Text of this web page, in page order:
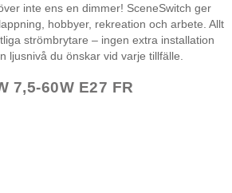
inte ens en dimmer! SceneSwitch ger
hobbyer, rekreation och arbete. Allt
strömbrytare – ingen extra installation
ljusnivå du önskar vid varje tillfälle.
7,5-60W E27 FR